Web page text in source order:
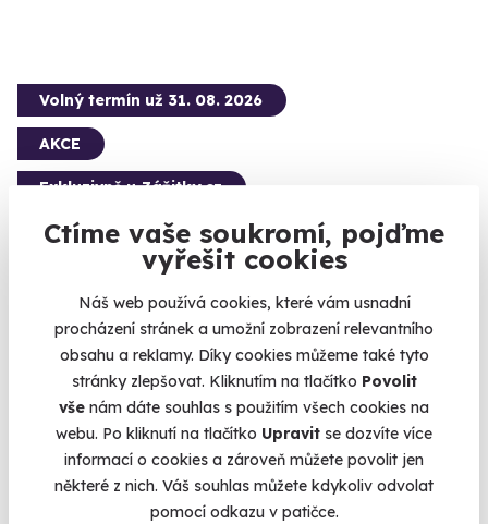
Ctíme vaše soukromí, pojďme
vyřešit cookies
Náš web používá cookies, které vám usnadní
procházení stránek a umožní zobrazení relevantního
obsahu a reklamy. Díky cookies můžeme také tyto
stránky zlepšovat. Kliknutím na tlačítko Povolit
vše nám dáte souhlas s použitím všech cookies na
webu. Po kliknutí na tlačítko Upravit se dozvíte více
informací o cookies a zároveň můžete povolit jen
některé z nich. Váš souhlas můžete kdykoliv odvolat
pomocí odkazu v patičce.
Volný termín už 31. 08. 2026
AKCE
Exkluzivně u Zážitky.cz
Jízda v Porsche 911 Carrera 4S na okruhu
500 koní a maximálka 315km/h
Slovakia Ring
(+ 3 další lokality)
1 790 Kč